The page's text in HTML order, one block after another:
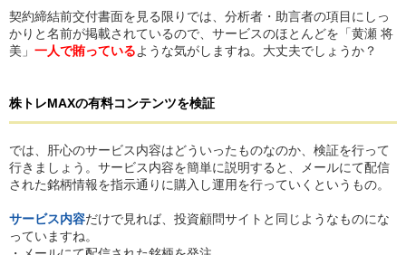
契約締結前交付書面を見る限りでは、分析者・助言者の項目にしっ
かりと名前が掲載されているので、サービスのほとんどを「黄瀬 将
美」 一人で賄っているような気がしますね。大丈夫でしょうか？
株トレMAXの有料コンテンツを検証
では、肝心のサービス内容はどういったものなのか、検証を行って
行きましょう。サービス内容を簡単に説明すると、メールにて配信
された銘柄情報を指示通りに購入し運用を行っていくというもの。
サービス内容だけで見れば、投資顧問サイトと同じようなものにな
っていますね。